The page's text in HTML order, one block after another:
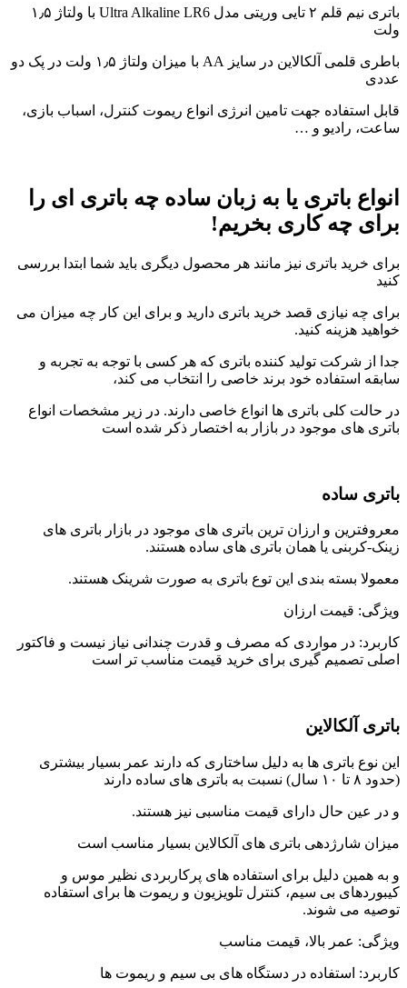
باتری نیم قلم ۲ تایی وریتی مدل Ultra Alkaline LR6 با ولتاژ ۱٫۵
ولت
باطری قلمی آلکالاین در سایز AA با میزان ولتاژ ۱٫۵ ولت در پک دو
عددی
قابل استفاده جهت تامین انرژی انواع ریموت کنترل، اسباب بازی،
ساعت، رادیو و …
انواع باتری یا به زبان ساده چه باتری ای را
برای چه کاری بخریم!
برای خرید باتری نیز مانند هر محصول دیگری باید شما ابتدا بررسی
کنید
برای چه نیازی قصد خرید باتری دارید و برای این کار چه میزان می
خواهید هزینه کنید.
جدا از شرکت تولید کننده باتری که هر کسی با توجه به تجربه و
سابقه استفاده خود برند خاصی را انتخاب می کند،
در حالت کلی باتری ها انواع خاصی دارند. در زیر مشخصات انواع
باتری های موجود در بازار به اختصار ذکر شده است
باتری ساده
معروفترین و ارزان ترین باتری های موجود در بازار باتری های
زینک-کربنی یا همان باتری های ساده هستند.
معمولا بسته بندی این توع باتری به صورت شرینک هستند.
ویژگی: قیمت ارزان
کاربرد: در مواردی که مصرف و قدرت چندانی نیاز نیست و فاکتور
اصلی تصمیم گیری برای خرید قیمت مناسب تر است
باتری آلکالاین
این نوع باتری ها به دلیل ساختاری که دارند عمر بسیار بیشتری
(حدود ۸ تا ۱۰ سال) نسبت به باتری های ساده دارند
و در عین حال دارای قیمت مناسبی نیز هستند.
میزان شارژدهی باتری های آلکالاین بسیار مناسب است
و به همین دلیل برای استفاده های پرکاربردی نظیر موس و
کیبوردهای بی سیم، کنترل تلویزیون و ریموت ها برای استفاده
توصیه می شوند.
ویژگی: عمر بالا، قیمت مناسب
کاربرد: استفاده در دستگاه های بی سیم و ریموت ها